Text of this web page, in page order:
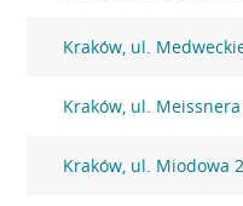
Kraków, ul.
Kraków, ul.
Kraków, ul. Miodowa